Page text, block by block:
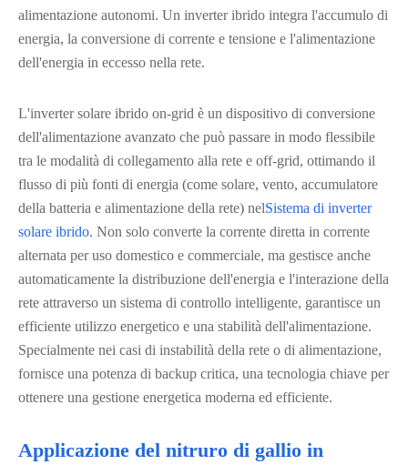
alimentazione autonomi. Un inverter ibrido integra l'accumulo di
energia, la conversione di corrente e tensione e l'alimentazione
dell'energia in eccesso nella rete.
L'inverter solare ibrido on-grid è un dispositivo di conversione
dell'alimentazione avanzato che può passare in modo flessibile
tra le modalità di collegamento alla rete e off-grid, ottimando il
flusso di più fonti di energia (come solare, vento, accumulatore
della batteria e alimentazione della rete) nelSistema di inverter
solare ibrido. Non solo converte la corrente diretta in corrente
alternata per uso domestico e commerciale, ma gestisce anche
automaticamente la distribuzione dell'energia e l'interazione della
rete attraverso un sistema di controllo intelligente, garantisce un
efficiente utilizzo energetico e una stabilità dell'alimentazione.
Specialmente nei casi di instabilità della rete o di alimentazione,
fornisce una potenza di backup critica, una tecnologia chiave per
ottenere una gestione energetica moderna ed efficiente.
Applicazione del nitruro di gallio in